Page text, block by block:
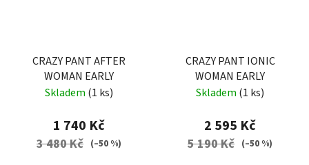
CRAZY PANT AFTER
WOMAN EARLY
Skladem (1 ks)
1 740 Kč
3 480 Kč (–50 %)
CRAZY PANT IONIC
WOMAN EARLY
Skladem (1 ks)
2 595 Kč
5 190 Kč (–50 %)